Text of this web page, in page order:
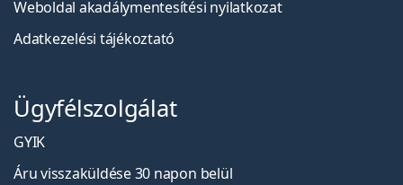
Weboldal akadálymentesítési nyilatkozat
Adatkezelési tájékoztató
Ügyfélszolgálat
GYIK
Áru visszaküldése 30 napon belül